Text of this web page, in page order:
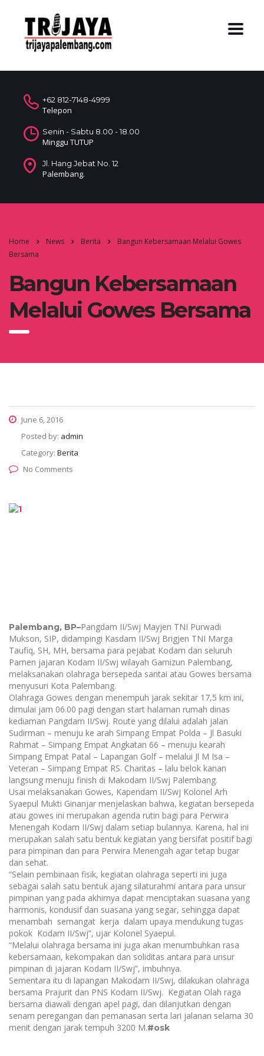
+62 812-7148-4999
Telepon
Senin - Sabtu 8.00 - 18.00
Minggu TUTUP
Jl. Hang Jebat No. 12
Palembang.
Home News Berita
Bangun Kebersamaan Melalui Gowes
Bersama
Bangun Kebersamaan
Melalui Gowes Bersama
June 6, 2016
Posted by: admin
Category: Berita
No Comments
Palembang, BP–Pangdam II/Swj Mayjen TNI Purwadi
Mukson, SIP, didampingi Kasdam II/Swj Brigjen TNI Marga
Taufiq, SH, MH, bersama para pejabat Kodam dan seluruh
Pamen jajaran Kodam II/Swj wilayah Garnizun Palembang,
melaksanakan olahraga bersepeda santai atau Gowes bersama
menyusuri Kota Palembang.
Olahraga Gowes dengan menempuh jarak sekitar 17,5 km ini,
dimulai jam 06.00 pagi dengan start halaman rumah dinas
kediaman Pangdam II/Swj. Route yang dilalui adalah jalan
Sudirman – menuju ke arah Simpang Empat Polda – Jl Basuki
Rahmat – Simpang Empat Angkatan 66 – menuju kearah
Simpang Empat Patal – Lapangan Golf – melalui Jl M Isa –
Veteran – Simpang Empat RS. Charitas – lalu belok kanan
langsung menuju finish di Makodam II/Swj Palembang.
Usai melaksanakan Gowes, Kapendam II/Swj Kolonel Arh
Syaepul Mukti Ginanjar menjelaskan bahwa, kegiatan bersepeda
atau gowes ini merupakan agenda rutin bagi para Perwira
Menengah Kodam II/Swj dalam setiap bulannya. Karena, hal ini
merupakan salah satu bentuk kegiatan yang bersifat positif bagi
para pimpinan dan para Perwira Menengah agar tetap bugar
dan sehat.
“Selain pembinaan fisik, kegiatan olahraga seperti ini juga
sebagai salah satu bentuk ajang silaturahmi antara para unsur
pimpinan yang pada akhirnya dapat menciptakan suasana yang
harmonis, kondusif dan suasana yang segar, sehingga dapat
menambah semangat kerja dalam upaya mendukung tugas
pokok Kodam II/Swj”, ujar Kolonel Syaepul.
“Melalui olahraga bersama ini juga akan menumbuhkan rasa
kebersamaan, kekompakan dan soliditas antara para unsur
pimpinan di jajaran Kodam II/Swj”, imbuhnya.
Sementara itu di lapangan Makodam II/Swj, dilakukan olahraga
bersama Prajurit dan PNS Kodam II/Swj. Kegiatan Olah raga
bersama diawali dengan apel pagi, dan dilanjutkan dengan
senam peregangan dan pemanasan serta lari jalanan selama 30
menit dengan jarak tempuh 3200 M.#osk